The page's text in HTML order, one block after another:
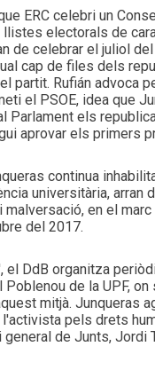
ERC celebri un
electorals de
de celebrar el juliol
cap de files dels
partit. Rufián advoca
el PSOE, idea que
Parlament els
aprovar els primers
continua
universitària, arran
en el
del 2017.
el DdB organitza
de la UPF, on
mitjà. Junqueras
pels drets
de Junts, Jordi